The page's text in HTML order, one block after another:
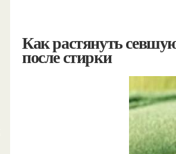
Как растянуть
после стирки